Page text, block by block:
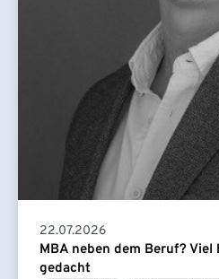
22.07.2026
MBA neben dem Beruf? Viel
gedacht